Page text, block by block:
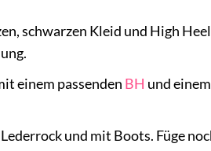
schwarzen Kleid und High
einem passenden BH und
und mit Boots. Füge